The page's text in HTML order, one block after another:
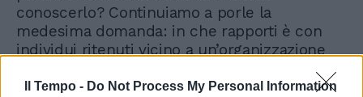
Il Tempo - Do Not Process My Personal Information
conoscerlo? Continuiamo a porle la
medesima domanda: in che rapporti è con
individui ritenuti vicino a un’organizzazione
terroristica che lei, comunque, non definisce
mai come tale?